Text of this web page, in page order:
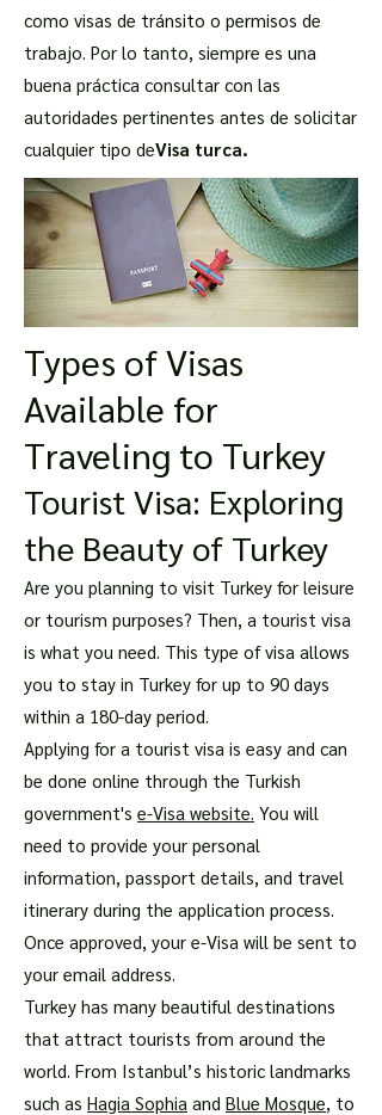
como visas de tránsito o permisos de
trabajo. Por lo tanto, siempre es una
buena práctica consultar con las
autoridades pertinentes antes de solicitar
cualquier tipo deVisa turca.
Types of Visas
Available for
Traveling to Turkey
Tourist Visa: Exploring
the Beauty of Turkey
Are you planning to visit Turkey for leisure
or tourism purposes? Then, a tourist visa
is what you need. This type of visa allows
you to stay in Turkey for up to 90 days
within a 180-day period.
Applying for a tourist visa is easy and can
be done online through the Turkish
government's e-Visa website. You will
need to provide your personal
information, passport details, and travel
itinerary during the application process.
Once approved, your e-Visa will be sent to
your email address.
Turkey has many beautiful destinations
that attract tourists from around the
world. From Istanbul’s historic landmarks
such as Hagia Sophia and Blue Mosque, to